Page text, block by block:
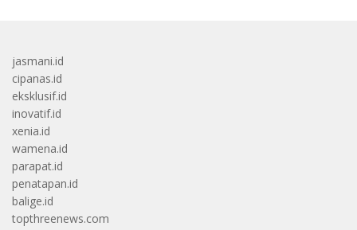
jasmani.id
cipanas.id
eksklusif.id
inovatif.id
xenia.id
wamena.id
parapat.id
penatapan.id
balige.id
topthreenews.com